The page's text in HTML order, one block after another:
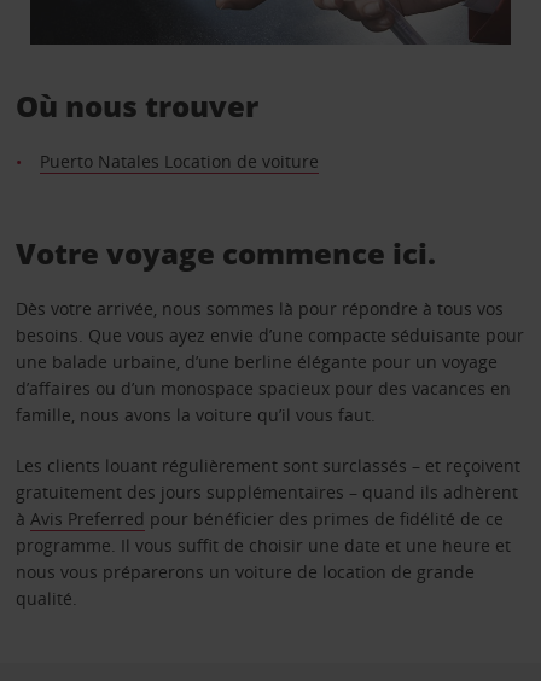
Où nous trouver
Puerto Natales Location de voiture
Votre voyage commence ici.
Dès votre arrivée, nous sommes là pour répondre à tous vos
besoins. Que vous ayez envie d’une compacte séduisante pour
une balade urbaine, d’une berline élégante pour un voyage
d’affaires ou d’un monospace spacieux pour des vacances en
famille, nous avons la voiture qu’il vous faut.
Les clients louant régulièrement sont surclassés – et reçoivent
gratuitement des jours supplémentaires – quand ils adhèrent
à Avis Preferred pour bénéficier des primes de fidélité de ce
programme. Il vous suffit de choisir une date et une heure et
nous vous préparerons un voiture de location de grande
qualité.